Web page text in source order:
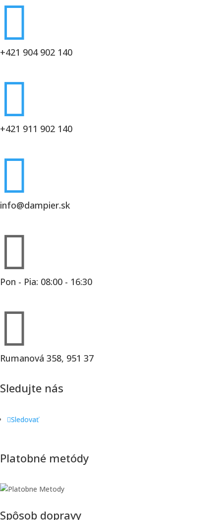

+421 904 902 140

+421 911 902 140

info@dampier.sk

Pon - Pia: 08:00 - 16:30

Rumanová 358, 951 37
Sledujte nás
Sledovať
Platobné metódy
Spôsob dopravy